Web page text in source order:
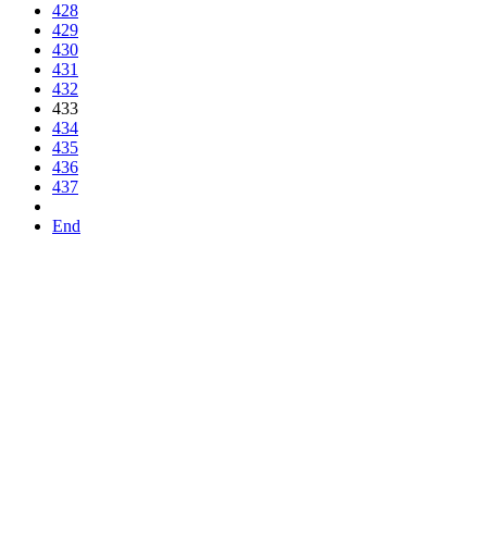
428
429
430
431
432
433
434
435
436
437
End